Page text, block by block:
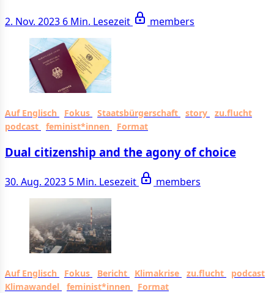
2. Nov. 2023 6 Min. Lesezeit members
Auf Englisch Fokus Staatsbürgerschaft story
zu.flucht
podcast
feminist*innen Format
Dual citizenship and the agony of choice
30. Aug. 2023 5 Min. Lesezeit members
Auf Englisch Fokus Bericht Klimakrise zu.flucht
podcast
Klimawandel
feminist*innen Format